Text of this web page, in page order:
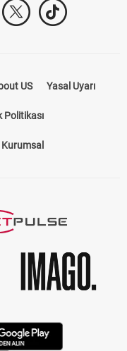
US Yasal Uyarı
Politikası